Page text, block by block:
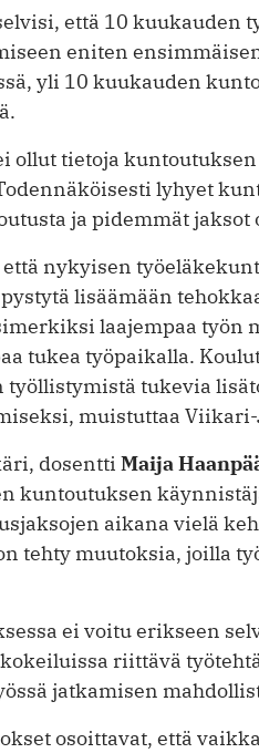
että 10 kuukauden
eniten
yli 10 kuukauden
ollut tietoja
lyhyet
ja pidemmät
nykyisen
lisäämään
laajempaa työn
tukea työpaikalla.
työllistymistä tukevia
muistuttaa
dosentti Maija
kuntoutuksen
aikana vielä
tehty muutoksia, joilla
ei voitu erikseen
riittävä
jatkamisen
osoittavat, että